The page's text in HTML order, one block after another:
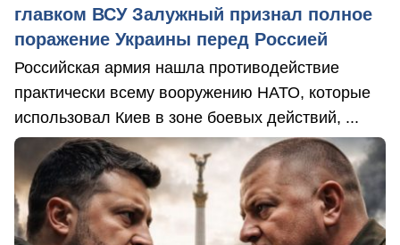
главком ВСУ Залужный признал полное
поражение Украины перед Россией
Российская армия нашла противодействие
практически всему вооружению НАТО, которые
использовал Киев в зоне боевых действий, ...